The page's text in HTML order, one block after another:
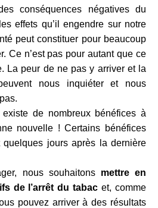
conséquences négatives du
effets qu’il engendre sur notre
peut constituer pour beaucoup
Ce n’est pas pour autant que ce
La peur de ne pas y arriver et la
nous inquiéter et nous
existe de nombreux bénéfices à
nouvelle ! Certains bénéfices
quelques jours après la dernière
nous souhaitons mettre en
de l’arrêt du tabac et, comme
pouvez arriver à des résultats